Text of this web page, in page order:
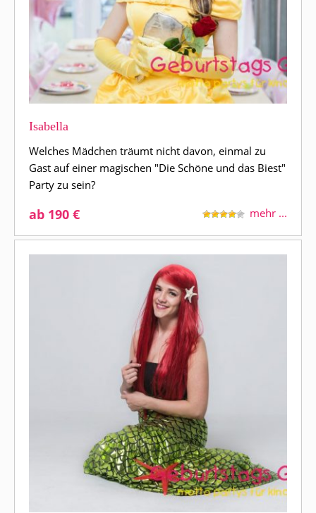
Isabella
Welches Mädchen träumt nicht davon, einmal zu
Gast auf einer magischen "Die Schöne und das Biest"
Party zu sein?
ab 190 € mehr ...